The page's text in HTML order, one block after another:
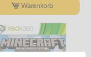
Warenkorb